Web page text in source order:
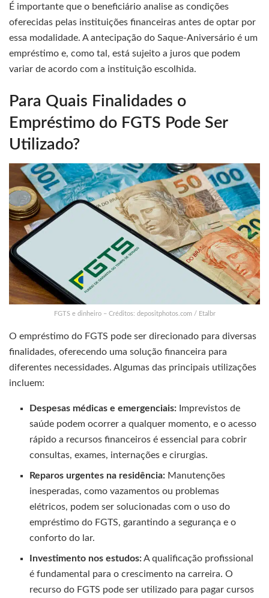
É importante que o beneficiário analise as condições
oferecidas pelas instituições financeiras antes de optar por
essa modalidade. A antecipação do Saque-Aniversário é um
empréstimo e, como tal, está sujeito a juros que podem
variar de acordo com a instituição escolhida.
Para Quais Finalidades o
Empréstimo do FGTS Pode Ser
Utilizado?
FGTS e dinheiro – Créditos: depositphotos.com / Etalbr
O empréstimo do FGTS pode ser direcionado para diversas
finalidades, oferecendo uma solução financeira para
diferentes necessidades. Algumas das principais utilizações
incluem:
Despesas médicas e emergenciais: Imprevistos de
saúde podem ocorrer a qualquer momento, e o acesso
rápido a recursos financeiros é essencial para cobrir
consultas, exames, internações e cirurgias.
Reparos urgentes na residência: Manutenções
inesperadas, como vazamentos ou problemas
elétricos, podem ser solucionadas com o uso do
empréstimo do FGTS, garantindo a segurança e o
conforto do lar.
Investimento nos estudos:A qualificação profissional
é fundamental para o crescimento na carreira. O
recurso do FGTS pode ser utilizado para pagar cursos